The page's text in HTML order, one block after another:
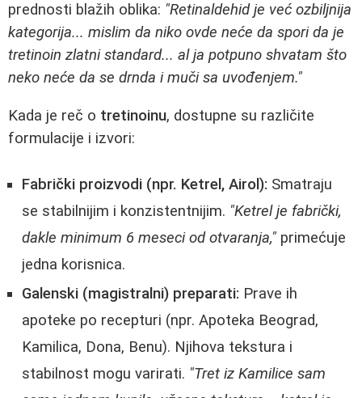
prednosti blažih oblika: "Retinaldehid je već ozbiljnija
kategorija... mislim da niko ovde neće da spori da je
tretinoin zlatni standard... al ja potpuno shvatam što
neko neće da se drnda i muči sa uvođenjem."
Kada je reč o tretinoinu, dostupne su različite
formulacije i izvori:
Fabrički proizvodi (npr. Ketrel, Airol): Smatraju
se stabilnijim i konzistentnijim. "Ketrel je fabrički,
dakle minimum 6 meseci od otvaranja," primećuje
jedna korisnica.
Galenski (magistralni) preparati: Prave ih
apoteke po recepturi (npr. Apoteka Beograd,
Kamilica, Dona, Benu). Njihova tekstura i
stabilnost mogu varirati. "Tret iz Kamilice sam